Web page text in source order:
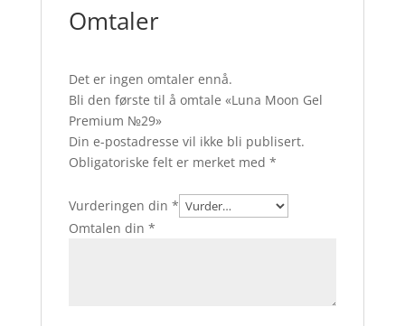
Omtaler
Det er ingen omtaler ennå.
Bli den første til å omtale «Luna Moon Gel
Premium №29»
Din e-postadresse vil ikke bli publisert.
Obligatoriske felt er merket med *
Vurderingen din *
Omtalen din *